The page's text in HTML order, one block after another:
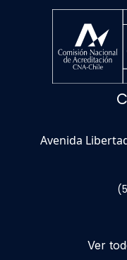
Avenida
Ver